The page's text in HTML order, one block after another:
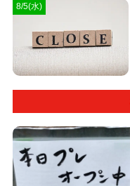
8/5(水)